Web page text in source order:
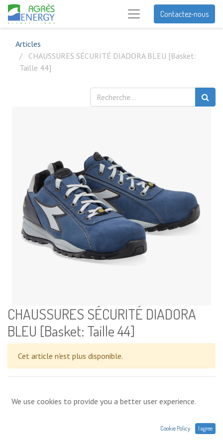
Contactez-nous
Articles
CHAUSSURES SÉCURITÉ DIADORA BLEU [Basket:
Taille 44]
CHAUSSURES SÉCURITÉ DIADORA
BLEU [Basket: Taille 44]
Cet article n'est plus disponible.
Prix exprimés Hors TVA. Expéditions,
contact@agres.energy ou +33(0) 1 75 86 44 62
We use cookies to provide you a better user experience.
Cookie Policy I agree